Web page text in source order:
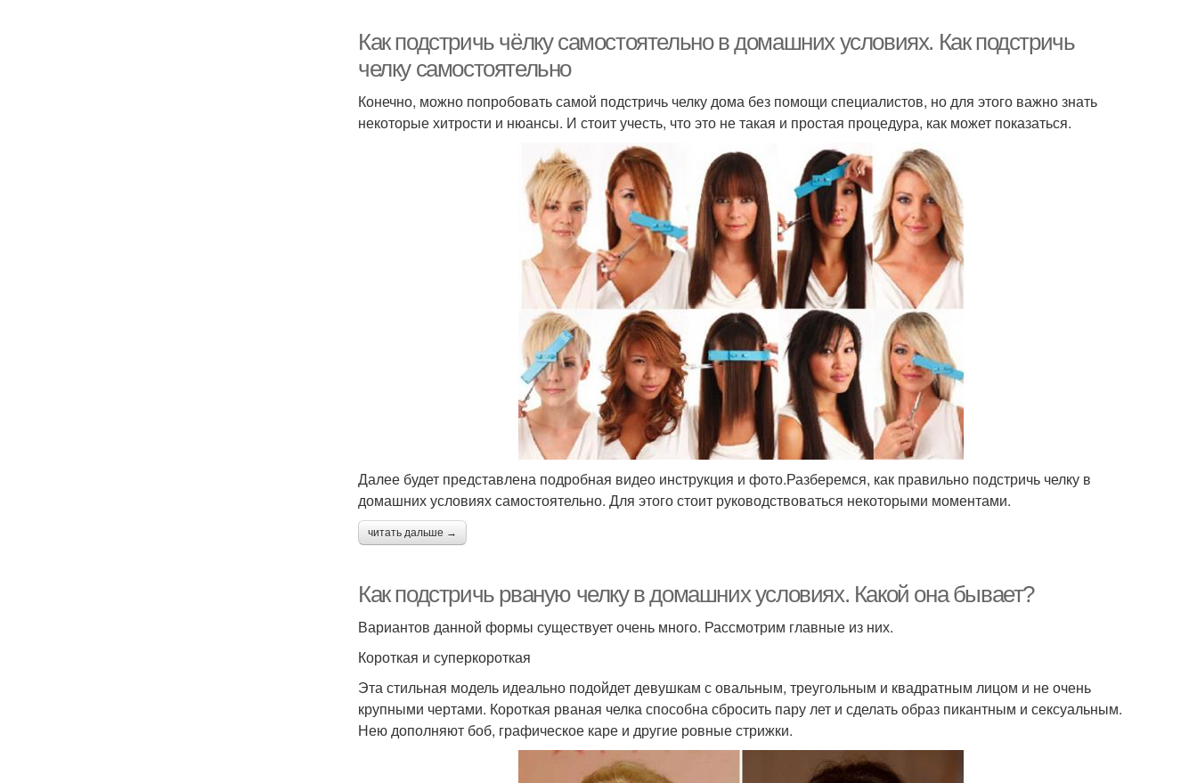
Как подстричь чёлку самостоятельно в домашних условиях. Как подстричь
челку самостоятельно
Конечно, можно попробовать самой подстричь челку дома без помощи специалистов, но для этого важно знать
некоторые хитрости и нюансы. И стоит учесть, что это не такая и простая процедура, как может показаться.
Далее будет представлена подробная видео инструкция и фото.Разберемся, как правильно подстричь челку в
домашних условиях самостоятельно. Для этого стоит руководствоваться некоторыми моментами.
читать дальше →
Как подстричь рваную челку в домашних условиях. Какой она бывает?
Вариантов данной формы существует очень много. Рассмотрим главные из них.
Короткая и суперкороткая
Эта стильная модель идеально подойдет девушкам с овальным, треугольным и квадратным лицом и не очень
крупными чертами. Короткая рваная челка способна сбросить пару лет и сделать образ пикантным и сексуальным.
Нею дополняют боб, графическое каре и другие ровные стрижки.